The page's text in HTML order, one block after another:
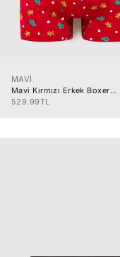
MAVİ
Mavi Kırmızı Erkek Boxer
M092252-32
İndirimli fiyat
529.99TL